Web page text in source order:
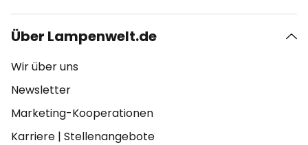
Über Lampenwelt.de
Wir über uns
Newsletter
Marketing-Kooperationen
Karriere | Stellenangebote